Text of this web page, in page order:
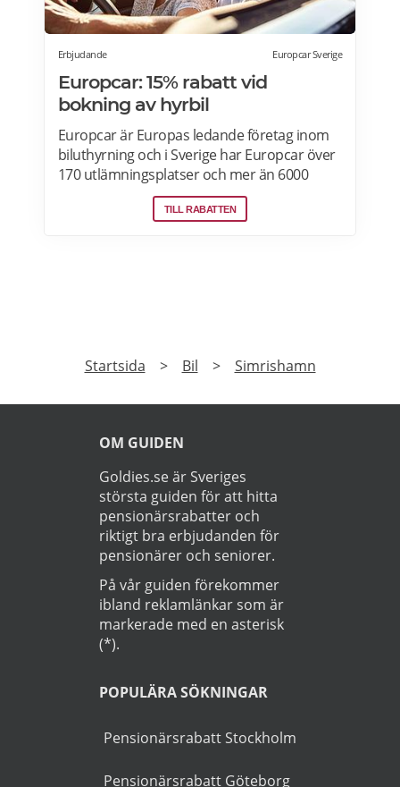
Erbjudande Europcar Sverige
Europcar: 15% rabatt vid
bokning av hyrbil
Europcar är Europas ledande företag inom
biluthyrning och i Sverige har Europcar över
170 utlämningsplatser och mer än 6000
bilar. Ta del av våra aktuella erbjudanden
och läs mer om pensionärsrabatter hos
TILL RABATTEN
Prenumerera på vårt nyhetsbrev och få exklusiv
Läs Integritetspolicy
Startsida
OM GUIDEN
största guiden för att hitta
riktigt bra erbjudanden för